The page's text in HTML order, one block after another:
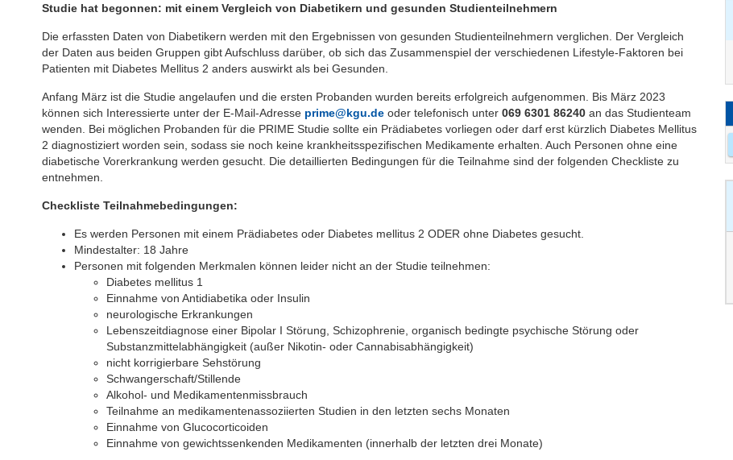
Studie hat begonnen: mit einem Vergleich von Diabetikern und gesunden Studienteilnehmern
Die erfassten Daten von Diabetikern werden mit den Ergebnissen von gesunden Studienteilnehmern verglichen. Der Vergleich
der Daten aus beiden Gruppen gibt Aufschluss darüber, ob sich das Zusammenspiel der verschiedenen Lifestyle-Faktoren bei
Patienten mit Diabetes Mellitus 2 anders auswirkt als bei Gesunden.
Anfang März ist die Studie angelaufen und die ersten Probanden wurden bereits erfolgreich aufgenommen. Bis März 2023
können sich Interessierte unter der E-Mail-Adresse prime@kgu.de oder telefonisch unter 069 6301 86240 an das Studienteam
wenden. Bei möglichen Probanden für die PRIME Studie sollte ein Prädiabetes vorliegen oder darf erst kürzlich Diabetes Mellitus
2 diagnostiziert worden sein, sodass sie noch keine krankheitsspezifischen Medikamente erhalten. Auch Personen ohne eine
diabetische Vorerkrankung werden gesucht. Die detaillierten Bedingungen für die Teilnahme sind der folgenden Checkliste zu
entnehmen.
Checkliste Teilnahmebedingungen:
Es werden Personen mit einem Prädiabetes oder Diabetes mellitus 2 ODER ohne Diabetes gesucht.
Mindestalter: 18 Jahre
Personen mit folgenden Merkmalen können leider nicht an der Studie teilnehmen:
Diabetes mellitus 1
Einnahme von Antidiabetika oder Insulin
neurologische Erkrankungen
Lebenszeitdiagnose einer Bipolar I Störung, Schizophrenie, organisch bedingte psychische Störung oder
Substanzmittelabhängigkeit (außer Nikotin- oder Cannabisabhängigkeit)
nicht korrigierbare Sehstörung
Schwangerschaft/Stillende
Alkohol- und Medikamentenmissbrauch
Teilnahme an medikamentenassoziierten Studien in den letzten sechs Monaten
Einnahme von Glucocorticoiden
Einnahme von gewichtssenkenden Medikamenten (innerhalb der letzten drei Monate)